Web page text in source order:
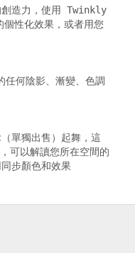
創造力，使用 Twinkly
性化效果，或者用您
何陰影、漸變、色調
單獨出售）起舞，這
可以解讀您所在空間的
步顏色和效果